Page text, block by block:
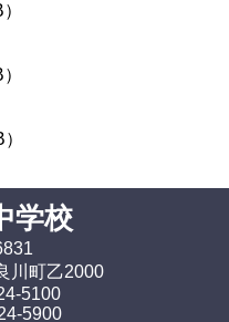
学校
川町乙2000
5100
5900